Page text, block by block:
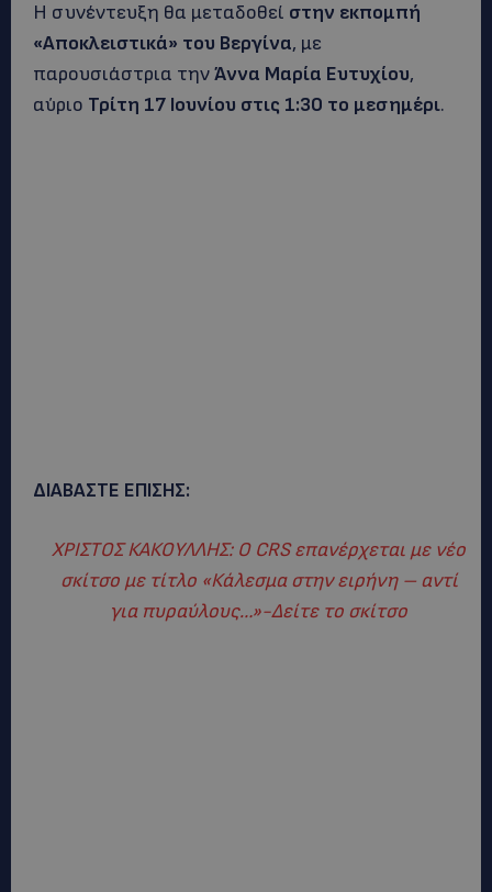
Η συνέντευξη θα μεταδοθεί στην εκπομπή
«Αποκλειστικά» του Βεργίνα, με
παρουσιάστρια τηνΆννα Μαρία Ευτυχίου,
αύριο Τρίτη 17 Ιουνίου στις 1:30 το μεσημέρι.
ΔΙΑΒΑΣΤΕ ΕΠΙΣΗΣ:
ΧΡΙΣΤΟΣ ΚΑΚΟΥΛΛΗΣ: O CRS επανέρχεται με νέο
σκίτσο με τίτλο «Κάλεσμα στην ειρήνη – αντί
για πυραύλους…»-Δείτε το σκίτσο